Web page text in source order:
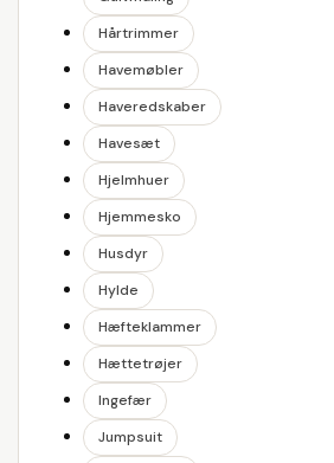
Hårtrimmer
Havemøbler
Haveredskaber
Havesæt
Hjelmhuer
Hjemmesko
Husdyr
Hylde
Hæfteklammer
Hættetrøjer
Ingefær
Jumpsuit